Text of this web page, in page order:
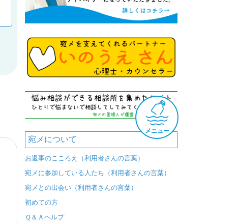
メニュー
宛メについて
お返事のこころえ（利用者さんの言葉）
宛メに参加している人たち（利用者さんの言葉）
宛メとの出会い（利用者さんの言葉）
初めての方
Ｑ＆Ａヘルプ